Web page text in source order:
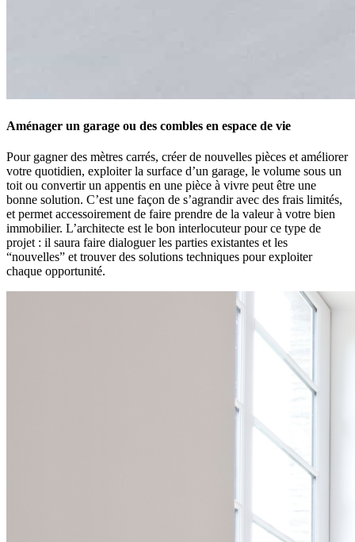
Aménager un garage ou des combles en espace de vie
Pour gagner des mètres carrés, créer de nouvelles pièces et améliorer
votre quotidien, exploiter la surface d’un garage, le volume sous un
toit ou convertir un appentis en une pièce à vivre peut être une
bonne solution. C’est une façon de s’agrandir avec des frais limités,
et permet accessoirement de faire prendre de la valeur à votre bien
immobilier. L’architecte est le bon interlocuteur pour ce type de
projet : il saura faire dialoguer les parties existantes et les
“nouvelles” et trouver des solutions techniques pour exploiter
chaque opportunité.